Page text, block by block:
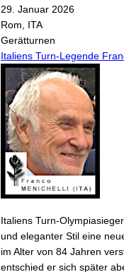
29. Januar 2026
Rom, ITA
Gerätturnen
Italiens Turn-Legende
Italiens Turn-
und eleganter Stil eine
im Alter von 84 Jahren
entschied er sich später